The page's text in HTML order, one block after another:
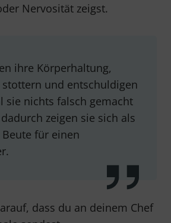
Nervosität zeigst.
ihre Körperhaltung,
und entschuldigen
sie nichts falsch gemacht
zeigen sie sich als
für einen
dass du an deinem Chef